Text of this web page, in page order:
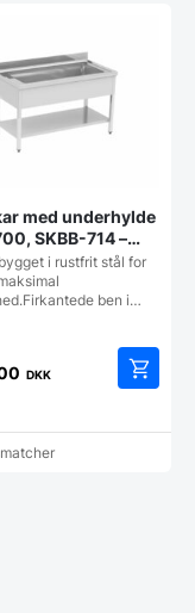
med underhylde
SKBB-714 –
i rustfrit stål for
ben i…
DKK